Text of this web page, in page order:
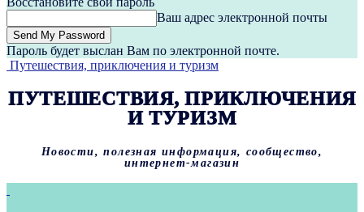
Ваш адрес электронной почты
Пароль будет выслан Вам по электронной почте.
Путешествия, приключения и туризм
ПУТЕШЕСТВИЯ, ПРИКЛЮЧЕНИЯ
И ТУРИЗМ
Новости, полезная информация, сообщество,
интернет-магазин